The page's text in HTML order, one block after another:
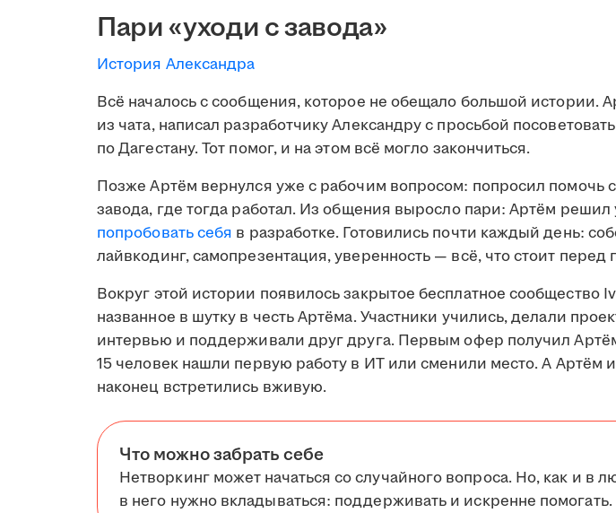
Пари «уходи с завода»
История Александра
Всё началось с сообщения, которое не обещало большой истории.
из чата, написал разработчику Александру с просьбой
по Дагестану. Тот помог, и на этом всё могло закончиться.
Позже Артём вернулся уже с рабочим вопросом: попросил помочь
завода, где тогда работал. Из общения выросло пари: Артём решил
попробовать себя в разработке. Готовились почти каждый день:
лайвкодинг, самопрезентация, уверенность — всё, что стоит
Вокруг этой истории появилось закрытое бесплатное сообщество
названное в шутку в честь Артёма. Участники учились, делали
интервью и поддерживали друг друга. Первым офер получил
15 человек нашли первую работу в ИТ или сменили место. А Артём
наконец встретились вживую.
Что можно забрать себе
Нетворкинг может начаться со случайного вопроса. Но, как и в
в него нужно вкладываться: поддерживать и искренне помогать.